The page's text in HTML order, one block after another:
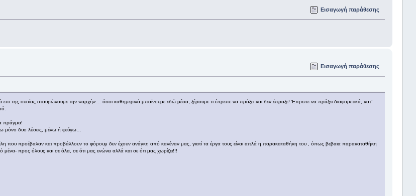
Εισαγωγή παράθεσης
Εισαγωγή παράθεσης
της ουσίας σταυρώνουμε την «αρχή»… όσοι καθημερινά μπαίνουμε εδώ μέσα, ξέρουμε τι έπρεπε να πράξει και δεν έπραξε! Έπρεπε να πράξει διαφορετικά; κατ’
πράγμα!
μόνο δυο λύσεις, μένω ή φεύγω…
που προέβαλαν και προβάλλουν το φόρουμ δεν έχουν ανάγκη από κανέναν μας, γιατί τα έργα τους είναι απλά η παρακαταθήκη του , όπως βεβαια παρακαταθήκη
προς όλους και σε όλα, σε ότι μας ενώνει αλλά και σε ότι μας χωρίζει!!!